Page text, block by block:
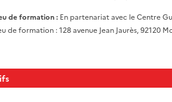
de formation : En partenariat avec le Centre
de formation : 128 avenue Jean Jaurès, 92120